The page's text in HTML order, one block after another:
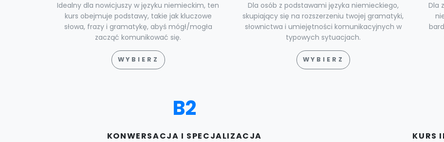
Idealny dla nowicjuszy w języku niemieckim, ten
kurs obejmuje podstawy, takie jak kluczowe
słowa, frazy i gramatykę, abyś mógł/mogła
zacząć komunikować się.
WYBIERZ
Dla osób z podstawami języka niemieckiego,
skupiający się na rozszerzeniu twojej gramatyki,
słownictwa i umiejętności komunikacyjnych w
typowych sytuacjach.
WYBIERZ
Dla
B2
KONWERSACJA I SPECJALIZACJA KURS